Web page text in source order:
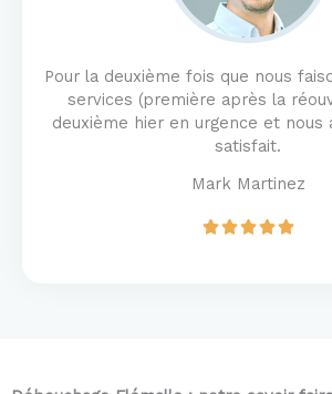
Pour la deuxième fois que nous
services (première après la
deuxième hier en urgence et nous
satisfait.
Mark Martinez
R